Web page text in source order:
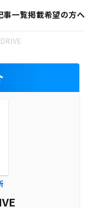
事一覧掲載希望の方へ